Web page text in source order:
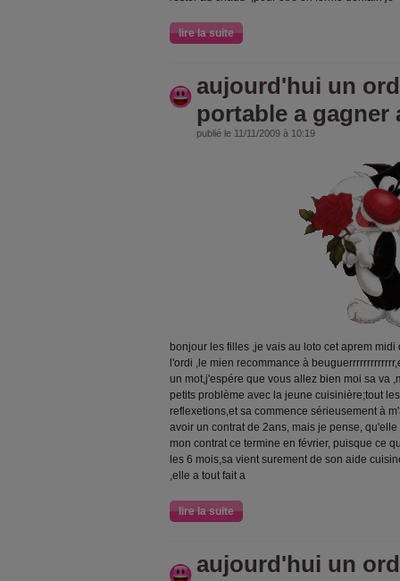
lire la suite
aujourd'hui un
portable a
publié le 11/11/2009 à 10:19
bonjour les filles ,je vais au loto cet aprem
l'ordi ,le mien recommance à
un mot,j'espére que vous allez bien moi sa va
petits problème avec la jeune cuisinière;tout
reflexetions,et sa commence sérieusement à
avoir un contrat de 2ans, mais je pense,
mon contrat ce termine en février, puisque ce
les 6 mois,sa vient surement de son aide
,elle a tout fait a
lire la suite
aujourd'hui un